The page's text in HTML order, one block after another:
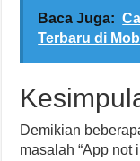
Baca Juga:
Terbaru di
Demikian
masalah “App not